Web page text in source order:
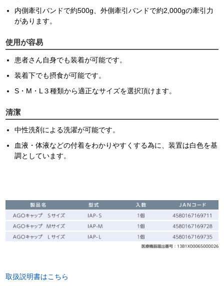
内側牽引バンドで約500g、外側牽引バンドで約2,000gの牽引力
があります。
使用が容易
患者さん自身でも装着が可能です。
装着下でも摂食が可能です。
S・M・L３種類から適正なサイズを選択頂けます。
清潔
中性洗剤による洗濯が可能です。
血液・体液などの付着をわかりやすくする為に、装置は白色を基
調としています。
取扱説明書はこちら